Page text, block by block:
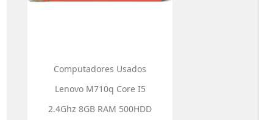
Computadores Usados
Lenovo M710q Core I5
2.4Ghz 8GB RAM 500HDD